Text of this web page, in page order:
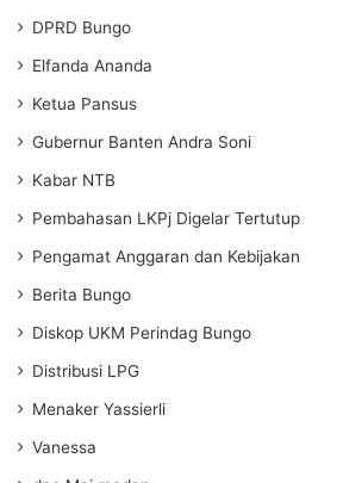
DPRD Bungo
Elfanda Ananda
Ketua Pansus
Gubernur Banten Andra Soni
Kabar NTB
Pembahasan LKPj Digelar Tertutup
Pengamat Anggaran dan Kebijakan
Berita Bungo
Diskop UKM Perindag Bungo
Distribusi LPG
Menaker Yassierli
Vanessa